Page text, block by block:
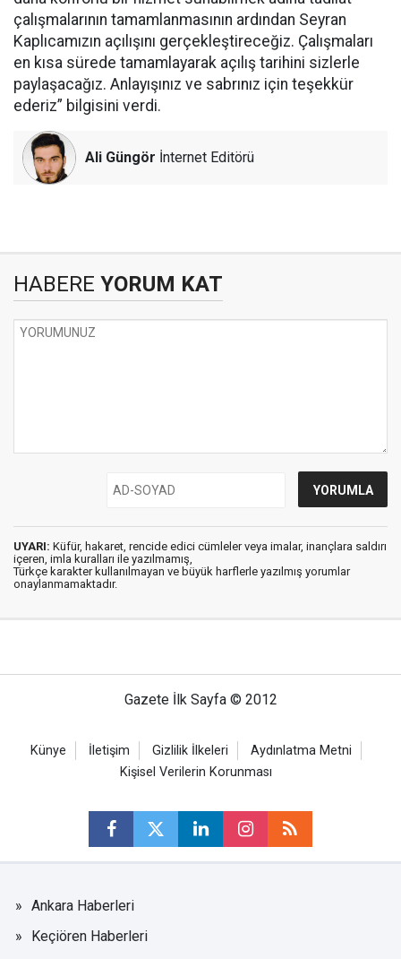
çalışmalarının tamamlanmasının ardından Seyran
Kaplıcamızın açılışını gerçekleştireceğiz. Çalışmaları
en kısa sürede tamamlayarak açılış tarihini sizlerle
paylaşacağız. Anlayışınız ve sabrınız için teşekkür
ederiz” bilgisini verdi.
Ali Güngör İnternet Editörü
HABERE YORUM KAT
UYARI: Küfür, hakaret, rencide edici cümleler veya imalar, inançlara saldırı
içeren, imla kuralları ile yazılmamış,
Türkçe karakter kullanılmayan ve büyük harflerle yazılmış yorumlar
onaylanmamaktadır.
Gazete İlk Sayfa © 2012
Künye İletişim Gizlilik İlkeleri
Aydınlatma Metni
Kişisel Verilerin Korunması
Ankara Haberleri
Keçiören Haberleri